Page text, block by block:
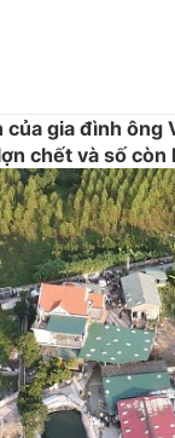
gia đình
chết và số còn